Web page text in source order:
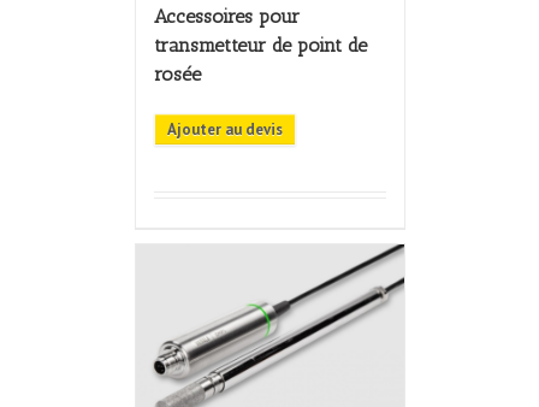
Accessoires pour
transmetteur de point de
rosée
Ajouter au devis